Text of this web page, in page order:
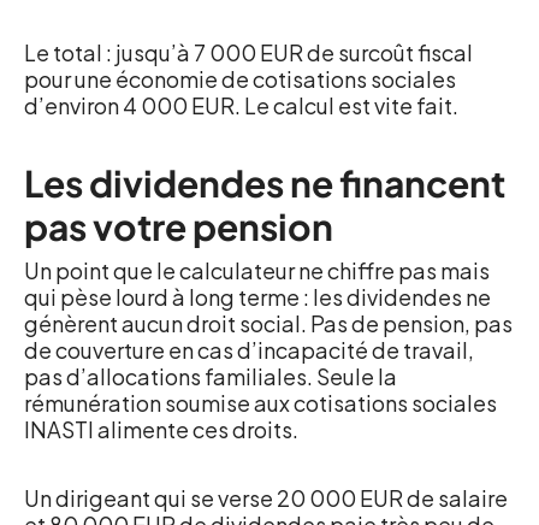
Le total : jusqu’à 7 000 EUR de surcoût fiscal
pour une économie de cotisations sociales
d’environ 4 000 EUR. Le calcul est vite fait.
Les dividendes ne financent
pas votre pension
Un point que le calculateur ne chiffre pas mais
qui pèse lourd à long terme : les dividendes ne
génèrent aucun droit social. Pas de pension, pas
de couverture en cas d’incapacité de travail,
pas d’allocations familiales. Seule la
rémunération soumise aux cotisations sociales
INASTI alimente ces droits.
Un dirigeant qui se verse 20 000 EUR de salaire